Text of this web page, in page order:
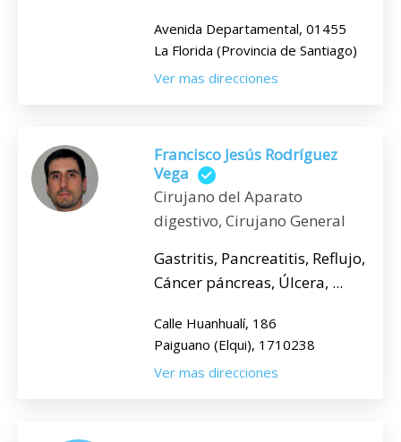
Avenida Departamental, 01455
La Florida (Provincia de Santiago)
Ver mas direcciones
Francisco Jesús Rodríguez
Vega
Cirujano del Aparato
digestivo, Cirujano General
Gastritis, Pancreatitis, Reflujo,
Cáncer páncreas, Úlcera, ...
Calle Huanhualí, 186
Paiguano (Elqui), 1710238
Ver mas direcciones